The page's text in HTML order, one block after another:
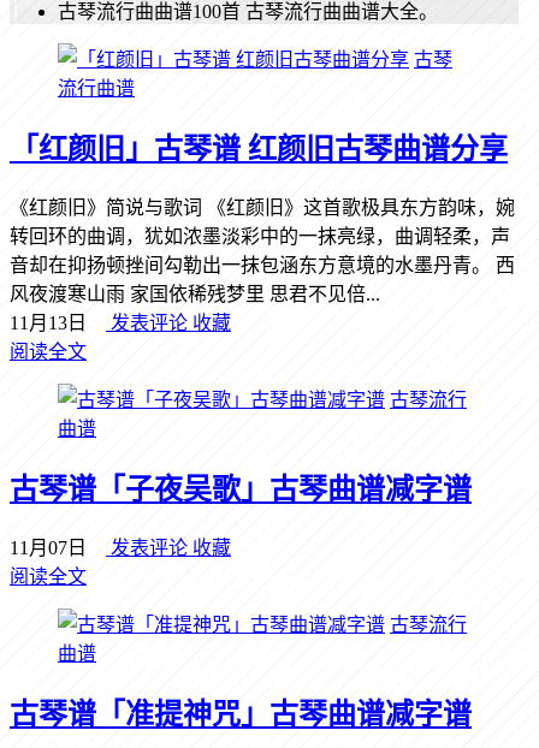
古琴流行曲曲谱100首 古琴流行曲曲谱大全。
古琴
流行曲谱
「红颜旧」古琴谱 红颜旧古琴曲谱分享
《红颜旧》简说与歌词 《红颜旧》这首歌极具东方韵味，婉
转回环的曲调，犹如浓墨淡彩中的一抹亮绿，曲调轻柔，声
音却在抑扬顿挫间勾勒出一抹包涵东方意境的水墨丹青。 西
风夜渡寒山雨 家国依稀残梦里 思君不见倍...
11月13日
发表评论 收藏
阅读全文
古琴流行
曲谱
古琴谱「子夜吴歌」古琴曲谱减字谱
11月07日 发表评论 收藏
阅读全文
古琴流行
曲谱
古琴谱「准提神咒」古琴曲谱减字谱